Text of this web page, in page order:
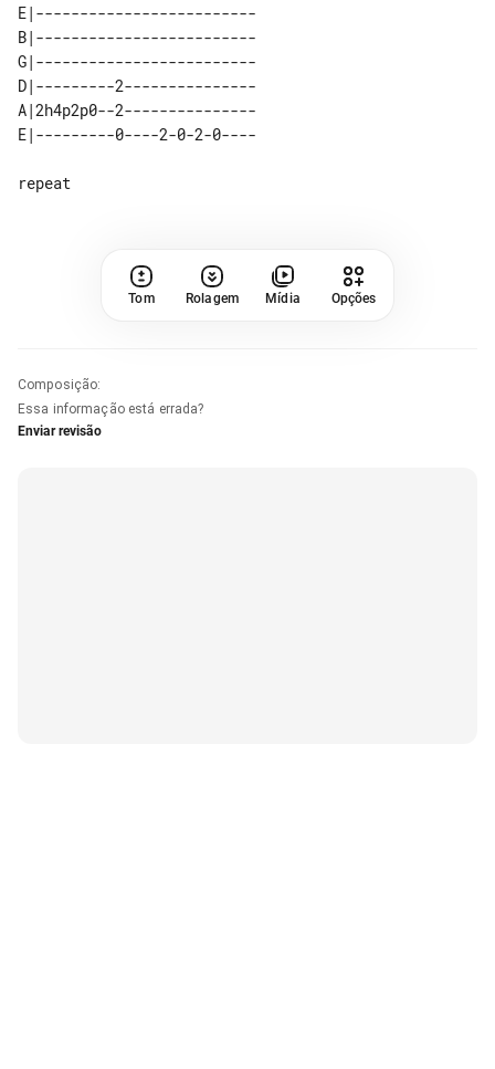
E|-------------------------
B|-------------------------
G|-------------------------
D|---------2---------------
A|2h4p2p0--2---------------
Tom Rolagem Mídia Opções
Composição:
Essa informação está errada?
Enviar revisão